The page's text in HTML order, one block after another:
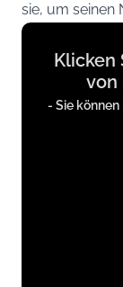
sie, um seinen
Display
content
instagram.com
Klicken
von
- Sie